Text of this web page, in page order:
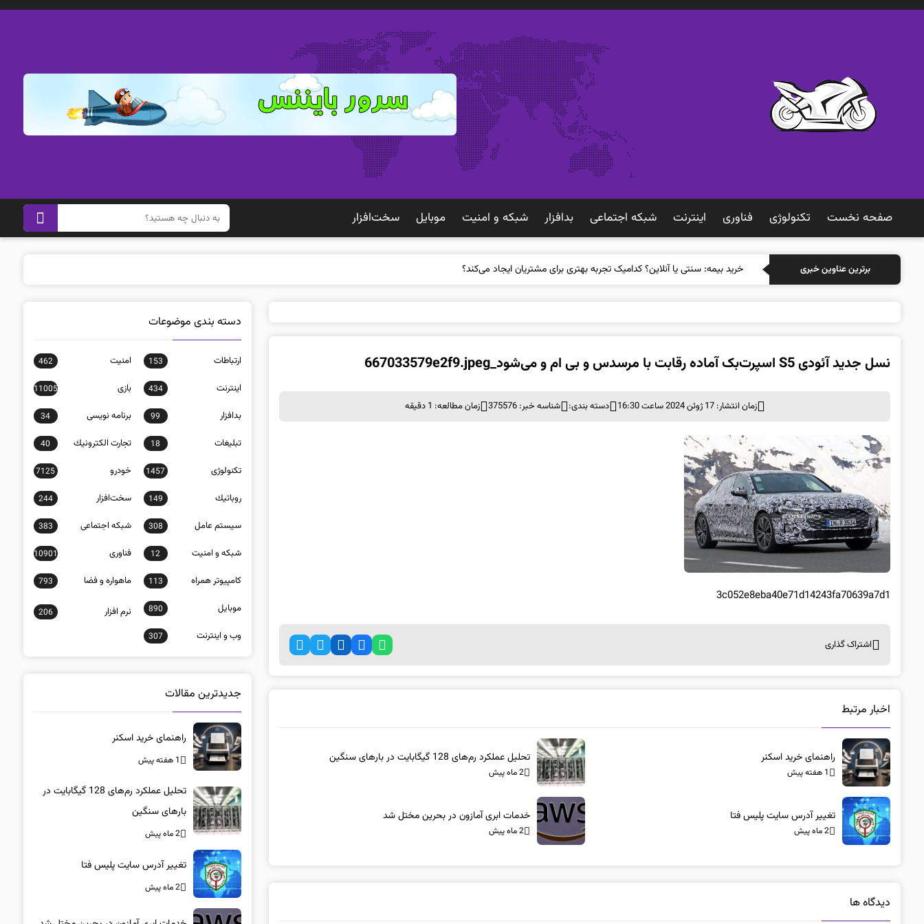
صفحه نخست تکنولوژی فناوری اينترنت شبكه اجتماعی بدافزار شبكه و امنيت موبايل سخت‌افزار
برترین عناوین خبری خرید بیمه: سنتی یا آنلاین؟ کدامیک تجربه بهتری برای مشتریان ایجاد می‌کند؟
نسل جدید آئودی S5 اسپرت‌بک آماده رقابت با مرسدس و بی ام و می‌شود_667033579e2f9.jpeg
زمان انتشار: 17 ژوئن 2024 ساعت 16:30 دسته بندی: شناسه خبر: 375576 زمان مطالعه: 1 دقیقه
3c052e8eba40e71d14243fa70639a7d1
اشتراک گذاری
اخبار مرتبط
راهنمای خرید اسکنر
1 هفته پیش
تحلیل عملکرد رم‌های 128 گیگابایت در بارهای سنگین
2 ماه پیش
تغییر آدرس سایت پلیس فتا
2 ماه پیش
خدمات ابری آمازون در بحرین مختل شد
2 ماه پیش
دیدگاه ها
دسته بندی موضوعات
ارتباطات 153 امنيت 462
اينترنت 434 بازی 11005
بدافزار 99 برنامه نويسی 34
تبلیغات 18 تجارت الكترونيك 40
تکنولوژی 1457 خودرو 7125
روباتيك 149 سخت‌افزار 244
سيستم عامل 308 شبكه اجتماعی 383
شبكه و امنيت 12 فناوری 10901
كامپيوتر همراه 113 ماهواره و فضا 793
موبايل 890 نرم افزار 206
وب و اينترنت 307
جدیدترین مقالات
راهنمای خرید اسکنر
1 هفته پیش
تحلیل عملکرد رم‌های 128 گیگابایت در
بارهای سنگین
2 ماه پیش
تغییر آدرس سایت پلیس فتا
2 ماه پیش